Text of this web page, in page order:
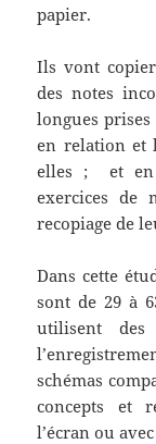
papier.
Ils vont
des notes
longues
en relation et
elles ; et en
exercices de
recopiage de
Dans cette
sont de 29 à
utilisent des
schémas
concepts et
l’écran ou